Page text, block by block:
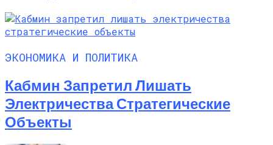
ЭКОНОМИКА И ПОЛИТИКА
Кабмин Запретил Лишать
Электричества Стратегические
Объекты